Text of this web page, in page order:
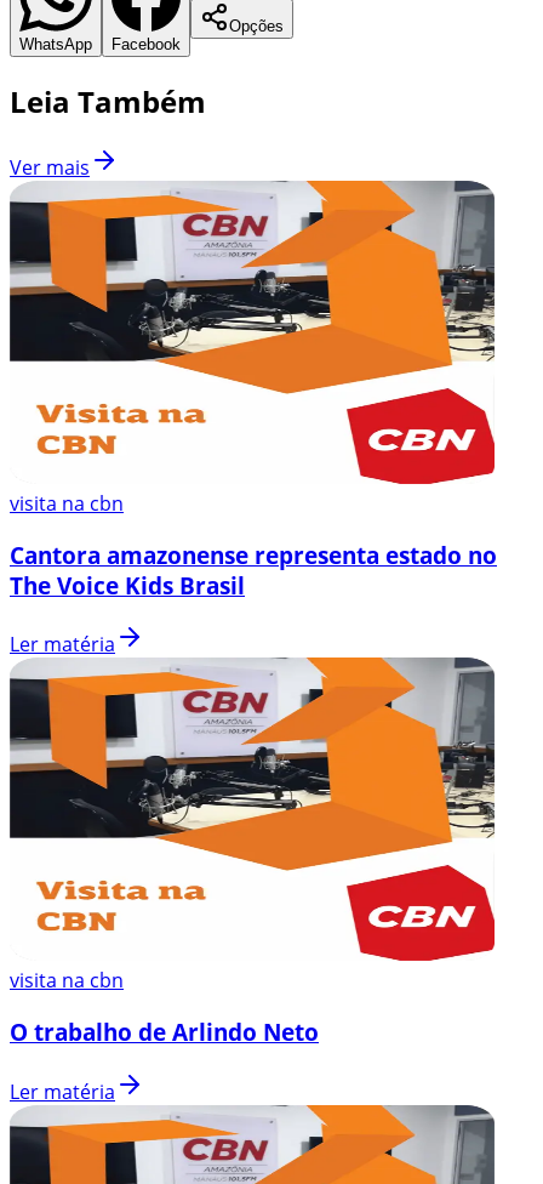
WhatsApp Facebook
Opções
Leia Também
Ver mais
visita na cbn
Cantora amazonense representa estado no
The Voice Kids Brasil
Ler matéria
visita na cbn
O trabalho de Arlindo Neto
Ler matéria